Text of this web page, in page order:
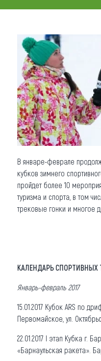
Новости
О регионе
Коллекция
Другие рубрики
В январе-феврале
кубков зимнего
пройдет более 10
туризма и спорта, в том
трековые гонки и многое
КАЛЕНДАРЬ СПОРТИВНЫХ
Январь-февраль 2017
15.01.2017 Кубок ARS по
Первомайское, ул.
22.01.2017 I этап Кубка г.
«Барнаульская ракета».